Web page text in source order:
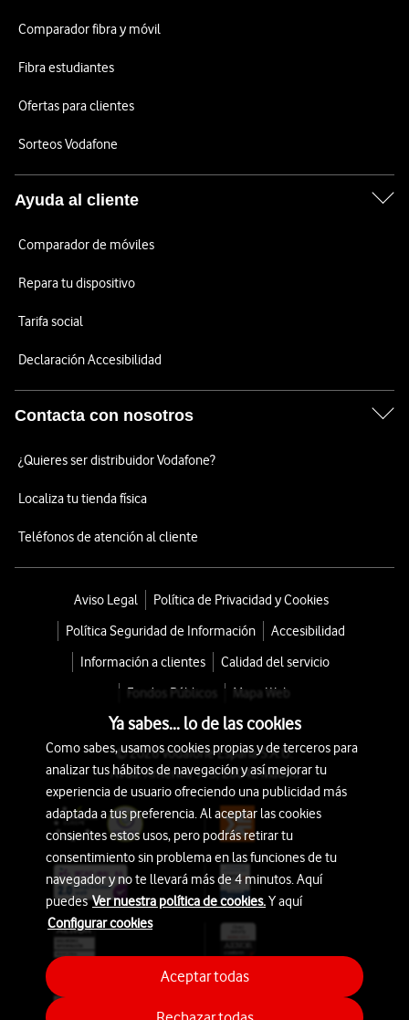
Comparador fibra y móvil
Fibra estudiantes
Ofertas para clientes
Sorteos Vodafone
Ayuda al cliente
Comparador de móviles
Repara tu dispositivo
Tarifa social
Declaración Accesibilidad
Contacta con nosotros
¿Quieres ser distribuidor Vodafone?
Localiza tu tienda física
Teléfonos de atención al cliente
Aviso Legal
Política de Privacidad y Cookies
Política Seguridad de Información
Accesibilidad
Información a clientes
Calidad del servicio
Fondos Públicos
Mapa Web
© 2026 Vodafone España S.A.U.
Avda. América 115, 28042 Madrid
Ya sabes... lo de las cookies
Como sabes, usamos cookies propias y de terceros para
analizar tus hábitos de navegación y así mejorar tu
experiencia de usuario ofreciendo una publicidad más
adaptada a tus preferencia. Al aceptar las cookies
consientes estos usos, pero podrás retirar tu
consentimiento sin problema en las funciones de tu
navegador y no te llevará más de 4 minutos. Aquí
puedesVer nuestra política de cookies.Y aquí
Configurar cookies
Aceptar todas